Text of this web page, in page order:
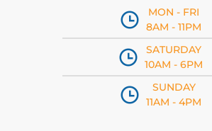
MON - FRI
8AM - 11PM
SATURDAY
10AM - 6PM
SUNDAY
11AM - 4PM